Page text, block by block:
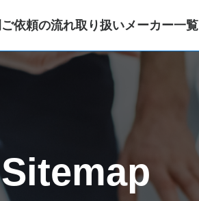
ご依頼の流れ取り扱いメーカー一覧
Sitemap